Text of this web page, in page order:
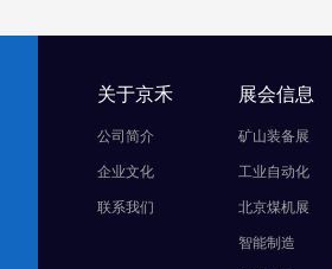
关于京禾
公司简介
企业文化
联系我们
展会信息
矿山装备展
工业自动化
北京煤机展
智能制造